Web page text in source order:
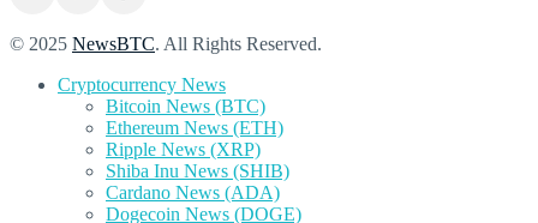
© 2025 NewsBTC. All Rights Reserved.
Cryptocurrency News
Bitcoin News (BTC)
Ethereum News (ETH)
Ripple News (XRP)
Shiba Inu News (SHIB)
Cardano News (ADA)
Dogecoin News (DOGE)